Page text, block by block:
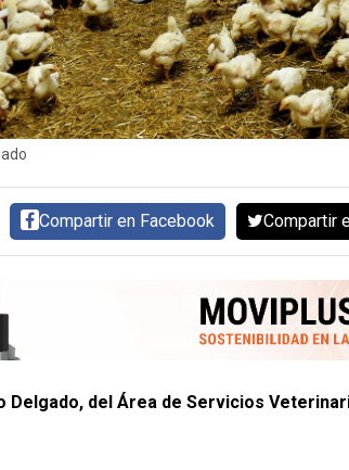
Compartir en Facebook Compartir
Delgado, del Área de Servicios